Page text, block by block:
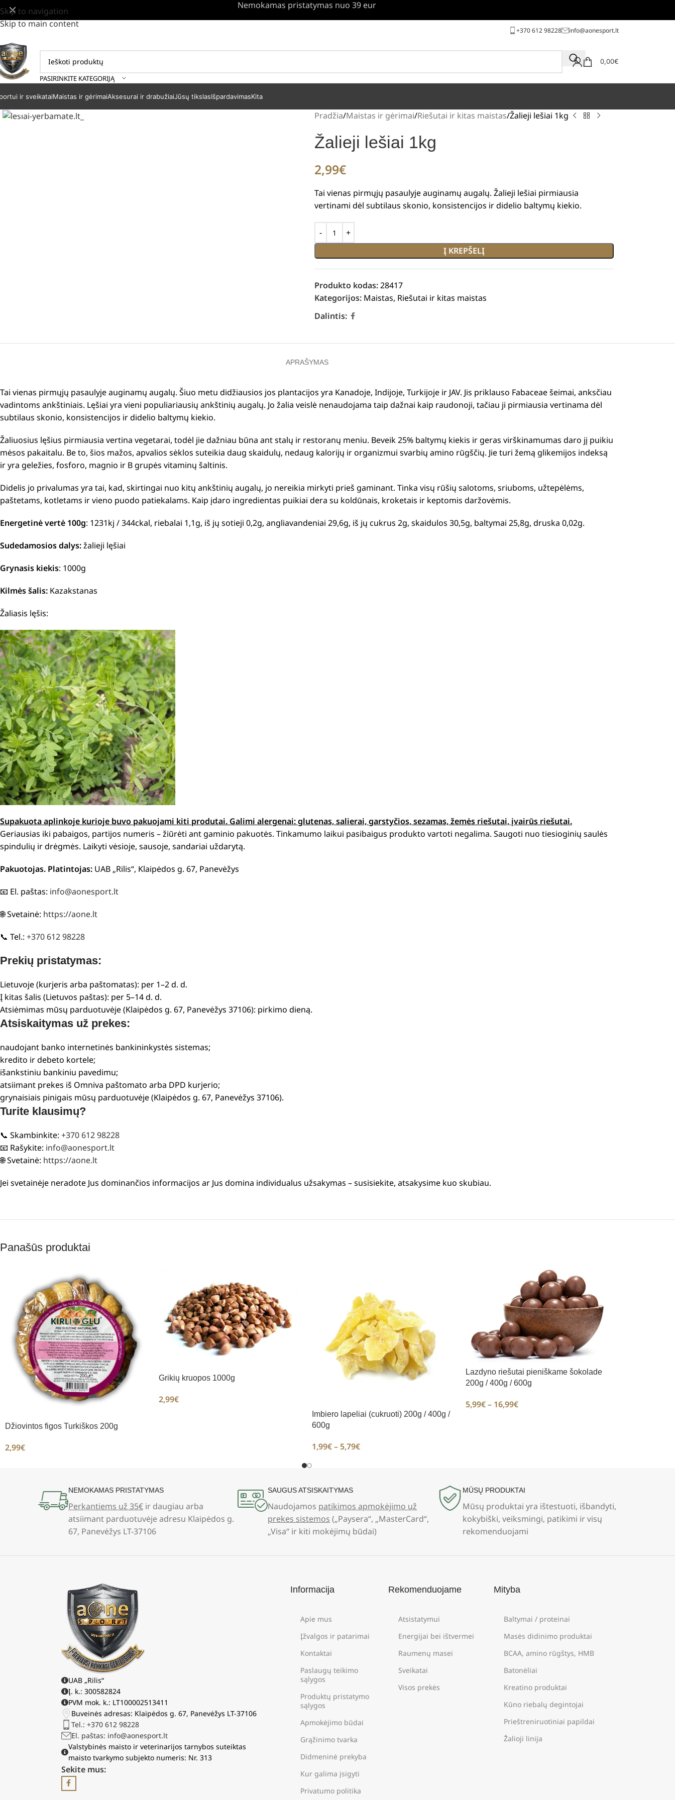
Skip to navigation
Skip to main content
Nemokamas pristatymas nuo 39 eur
+370 612 98228 info@aonesport.lt
PASIRINKITE KATEGORIJĄ
0,00€
ir sveikataiMaistas ir gėrimaiAksesurai ir drabužiaiJūsų tikslasIšpardavimasKita
Padidinti
Pradžia Maistas ir gėrimai Riešutai ir kitas maistas Žalieji lešiai 1kg
Žalieji lešiai 1kg
2,99€
Tai vienas pirmųjų pasaulyje auginamų augalų. Žalieji lešiai pirmiausia
vertinami dėl subtilaus skonio, konsistencijos ir didelio baltymų kiekio.
Į KREPŠELĮ
Produkto kodas:28417
Kategorijos: Maistas, Riešutai ir kitas maistas
Dalintis:
APRAŠYMAS
Tai vienas pirmųjų pasaulyje auginamų augalų. Šiuo metu didžiausios jos plantacijos yra Kanadoje, Indijoje, Turkijoje ir JAV. Jis priklauso Fabaceae šeimai, anksčiau
vadintoms ankštiniais. Lęšiai yra vieni populiariausių ankštinių augalų. Jo žalia veislė nenaudojama taip dažnai kaip raudonoji, tačiau ji pirmiausia vertinama dėl
subtilaus skonio, konsistencijos ir didelio baltymų kiekio.
Žaliuosius lęšius pirmiausia vertina vegetarai, todėl jie dažniau būna ant stalų ir restoranų meniu. Beveik 25% baltymų kiekis ir geras virškinamumas daro jį puikiu
mėsos pakaitalu. Be to, šios mažos, apvalios sėklos suteikia daug skaidulų, nedaug kalorijų ir organizmui svarbių amino rūgščių. Jie turi žemą glikemijos indeksą
ir yra geležies, fosforo, magnio ir B grupės vitaminų šaltinis.
Didelis jo privalumas yra tai, kad, skirtingai nuo kitų ankštinių augalų, jo nereikia mirkyti prieš gaminant. Tinka visų rūšių salotoms, sriuboms, užtepėlėms,
paštetams, kotletams ir vieno puodo patiekalams. Kaip įdaro ingredientas puikiai dera su koldūnais, kroketais ir keptomis daržovėmis.
Energetinė vertė 100g: 1231kj / 344ckal, riebalai 1,1g, iš jų sotieji 0,2g, angliavandeniai 29,6g, iš jų cukrus 2g, skaidulos 30,5g, baltymai 25,8g, druska 0,02g.
Sudedamosios dalys:žalieji lęšiai
Grynasis kiekis: 1000g
Kilmės šalis: Kazakstanas
Žaliasis lęšis:
Supakuota aplinkoje kurioje buvo pakuojami kiti produtai. Galimi alergenai: glutenas, salierai, garstyčios, sezamas, žemės riešutai, įvairūs riešutai.
Geriausias iki pabaigos, partijos numeris – žiūrėti ant gaminio pakuotės. Tinkamumo laikui pasibaigus produkto vartoti negalima. Saugoti nuo tiesioginių saulės
spindulių ir drėgmės. Laikyti vėsioje, sausoje, sandariai uždarytą.
Pakuotojas. Platintojas: UAB „Rilis“, Klaipėdos g. 67, Panevėžys
📧 El. paštas: info@aonesport.lt
🌐 Svetainė: https://aone.lt
📞 Tel.: +370 612 98228
Prekių pristatymas:
Lietuvoje (kurjeris arba paštomatas): per 1–2 d. d.
Į kitas šalis (Lietuvos paštas): per 5–14 d. d.
Atsiėmimas mūsų parduotuvėje (Klaipėdos g. 67, Panevėžys 37106): pirkimo dieną.
Atsiskaitymas už prekes:
naudojant banko internetinės bankininkystės sistemas;
kredito ir debeto kortele;
išankstiniu bankiniu pavedimu;
atsiimant prekes iš Omniva paštomato arba DPD kurjerio;
grynaisiais pinigais mūsų parduotuvėje (Klaipėdos g. 67, Panevėžys 37106).
Turite klausimų?
📞 Skambinkite: +370 612 98228
📧 Rašykite: info@aonesport.lt
🌐 Svetainė: https://aone.lt
Jei svetainėje neradote Jus dominančios informacijos ar Jus domina individualus užsakymas – susisiekite, atsakysime kuo skubiau.
Panašūs produktai
Džiovintos figos Turkiškos 200g
2,99€
Grikių kruopos 1000g
2,99€
Imbiero lapeliai (cukruoti) 200g / 400g /
600g
1,99€–5,79€
Lazdyno riešutai pieniškame šokolade
200g / 400g / 600g
5,99€ – 16,99€
NEMOKAMAS PRISTATYMAS
Perkantiems už 35€ir daugiau arba
atsiimant parduotuvėje adresu Klaipėdos g.
67, Panevėžys LT-37106
SAUGUS ATSISKAITYMAS
Naudojamos patikimos apmokėjimo už
prekes sistemos („Paysera“, „MasterCard“,
„Visa“ ir kiti mokėjimų būdai)
MŪSŲ PRODUKTAI
Mūsų produktai yra ištestuoti, išbandyti,
kokybiški, veiksmingi, patikimi ir visų
rekomenduojami
UAB „Rilis“
Į. k.: 300582824
PVM mok. k.: LT100002513411
Buveinės adresas: Klaipėdos g. 67, Panevėžys LT-37106
Tel.: +370 612 98228
El. paštas: info@aonesport.lt
Valstybinės maisto ir veterinarijos tarnybos suteiktas
maisto tvarkymo subjekto numeris: Nr. 313
Sekite mus:
Informacija
Apie mus
Įžvalgos ir patarimai
Kontaktai
Paslaugų teikimo
sąlygos
Produktų pristatymo
sąlygos
Apmokėjimo būdai
Grąžinimo tvarka
Didmeninė prekyba
Kur galima įsigyti
Privatumo politika
Rekomenduojame
Atsistatymui
Energijai bei ištvermei
Raumenų masei
Sveikatai
Visos prekės
Mityba
Baltymai / proteinai
Masės didinimo produktai
BCAA, amino rūgštys, HMB
Batonėliai
Kreatino produktai
Kūno riebalų degintojai
Prieštreniruotiniai papildai
Žalioji linija